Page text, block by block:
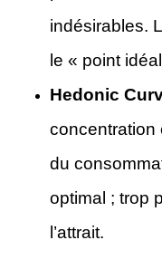
indésirables.
le « point
Hedonic
concentration
du
optimal ; trop
l’attrait.